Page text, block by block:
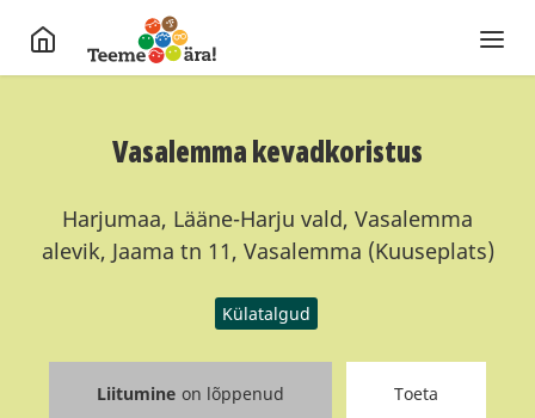
Vasalemma kevadkoristus
Harjumaa, Lääne-Harju vald, Vasalemma
alevik, Jaama tn 11, Vasalemma (Kuuseplats)
Külatalgud
Liitumine on lõppenud Toeta